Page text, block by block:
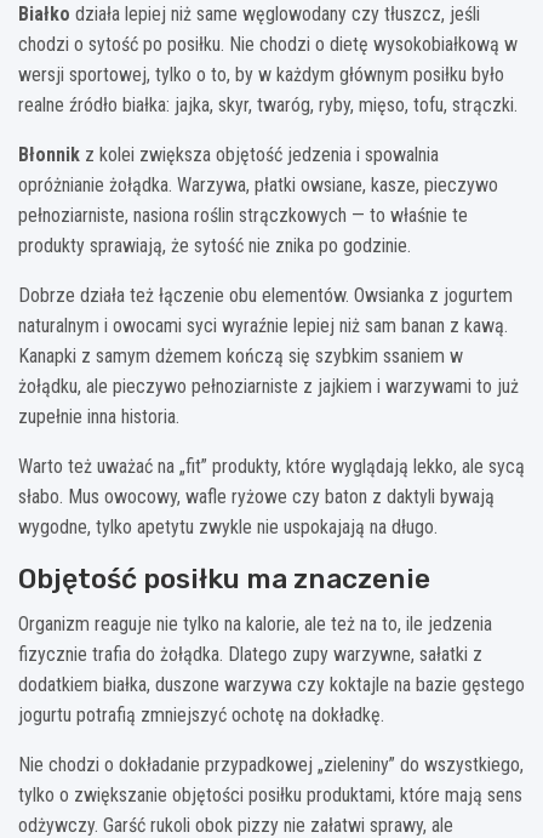
Białko działa lepiej niż same węglowodany czy tłuszcz, jeśli
chodzi o sytość po posiłku. Nie chodzi o dietę wysokobiałkową w
wersji sportowej, tylko o to, by w każdym głównym posiłku było
realne źródło białka: jajka, skyr, twaróg, ryby, mięso, tofu, strączki.
Błonnik z kolei zwiększa objętość jedzenia i spowalnia
opróżnianie żołądka. Warzywa, płatki owsiane, kasze, pieczywo
pełnoziarniste, nasiona roślin strączkowych — to właśnie te
produkty sprawiają, że sytość nie znika po godzinie.
Dobrze działa też łączenie obu elementów. Owsianka z jogurtem
naturalnym i owocami syci wyraźnie lepiej niż sam banan z kawą.
Kanapki z samym dżemem kończą się szybkim ssaniem w
żołądku, ale pieczywo pełnoziarniste z jajkiem i warzywami to już
zupełnie inna historia.
Warto też uważać na „fit” produkty, które wyglądają lekko, ale sycą
słabo. Mus owocowy, wafle ryżowe czy baton z daktyli bywają
wygodne, tylko apetytu zwykle nie uspokajają na długo.
Objętość posiłku ma znaczenie
Organizm reaguje nie tylko na kalorie, ale też na to, ile jedzenia
fizycznie trafia do żołądka. Dlatego zupy warzywne, sałatki z
dodatkiem białka, duszone warzywa czy koktajle na bazie gęstego
jogurtu potrafią zmniejszyć ochotę na dokładkę.
Nie chodzi o dokładanie przypadkowej „zieleniny” do wszystkiego,
tylko o zwiększanie objętości posiłku produktami, które mają sens
odżywczy. Garść rukoli obok pizzy nie załatwi sprawy, ale